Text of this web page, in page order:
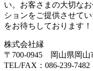
い。お客さまの大切な
ションをご提供させて
をお待ちしております！
株式会社縁
〒700-0945 岡山県岡山
TEL/FAX：086-239-7482